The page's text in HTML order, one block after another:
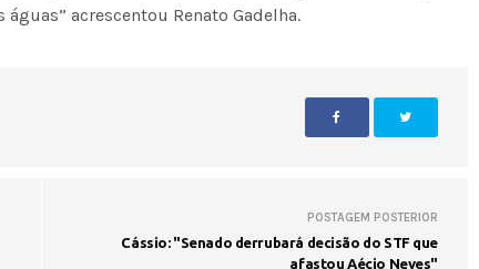
acrescentou Renato Gadelha.
POSTAGEM POSTERIOR
Cássio: "Senado derrubará decisão do STF que
afastou Aécio Neves"